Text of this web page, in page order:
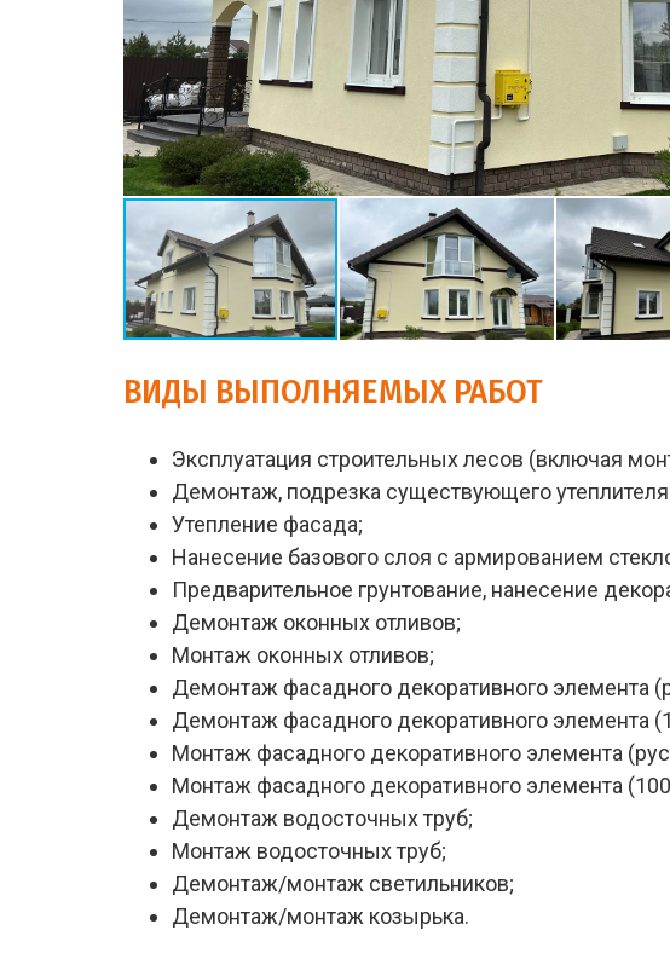
ВИДЫ ВЫПОЛНЯЕМЫХ РАБОТ
Эксплуатация строительных лесов (включая
Демонтаж, подрезка существующего
Утепление фасада;
Нанесение базового слоя с армированием
Предварительное грунтование, нанесение
Демонтаж оконных отливов;
Монтаж оконных отливов;
Демонтаж фасадного декоративного элемента
Демонтаж фасадного декоративного элемента
Монтаж фасадного декоративного элемента
Монтаж фасадного декоративного элемента
Демонтаж водосточных труб;
Монтаж водосточных труб;
Демонтаж/монтаж светильников;
Демонтаж/монтаж козырька.